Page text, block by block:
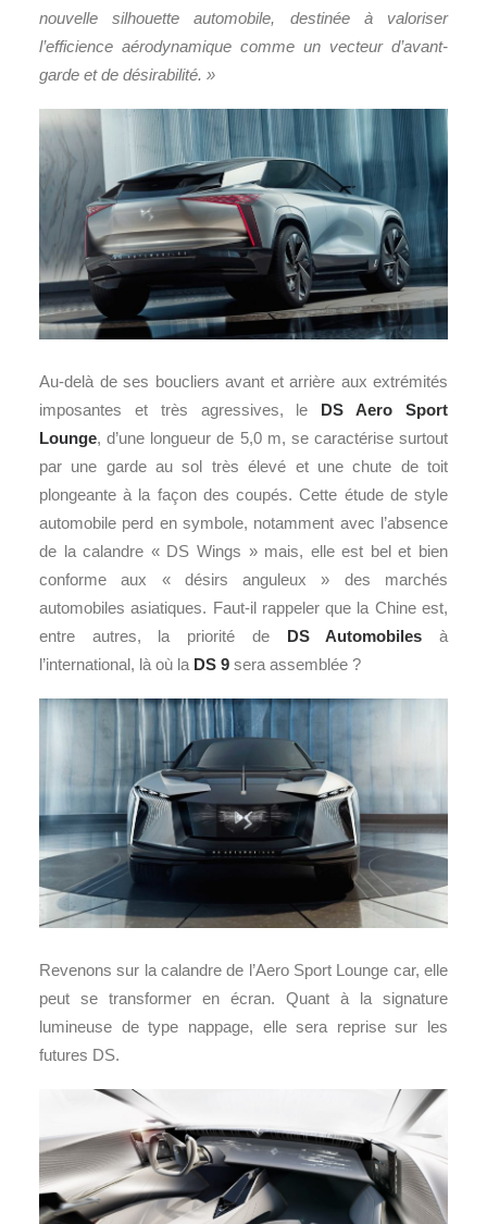
nouvelle silhouette automobile, destinée à valoriser
l’efficience aérodynamique comme un vecteur d’avant-
garde et de désirabilité. »
Au-delà de ses boucliers avant et arrière aux extrémités
imposantes et très agressives, le DS Aero Sport
Lounge, d’une longueur de 5,0 m, se caractérise surtout
par une garde au sol très élevé et une chute de toit
plongeante à la façon des coupés. Cette étude de style
automobile perd en symbole, notamment avec l’absence
de la calandre « DS Wings » mais, elle est bel et bien
conforme aux « désirs anguleux » des marchés
automobiles asiatiques. Faut-il rappeler que la Chine est,
entre autres, la priorité de DS Automobiles à
l’international, là où la DS 9 sera assemblée ?
Revenons sur la calandre de l’Aero Sport Lounge car, elle
peut se transformer en écran. Quant à la signature
lumineuse de type nappage, elle sera reprise sur les
futures DS.